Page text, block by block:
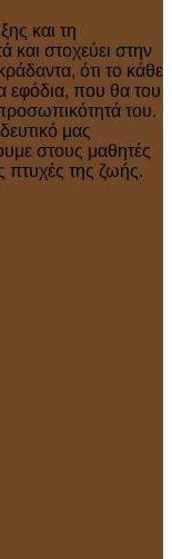
και τη
και στοχεύει στην
ότι το κάθε
εφόδια, που θα του
του.
μας
στους μαθητές
πτυχές της ζωής.